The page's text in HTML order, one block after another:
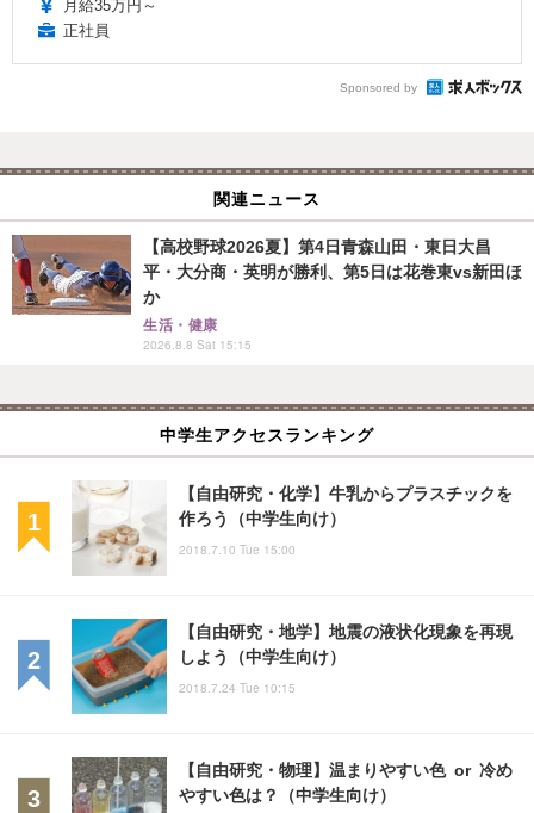
月給35万円～
正社員
Sponsored by
関連ニュース
【高校野球2026夏】第4日青森山田・東日大昌
平・大分商・英明が勝利、第5日は花巻東vs新田ほ
か
生活・健康
2026.8.8 Sat 15:15
中学生アクセスランキング
【自由研究・化学】牛乳からプラスチックを
作ろう（中学生向け）
2018.7.10 Tue 15:00
【自由研究・地学】地震の液状化現象を再現
しよう（中学生向け）
2018.7.24 Tue 10:15
【自由研究・物理】温まりやすい色 or 冷め
やすい色は？（中学生向け）